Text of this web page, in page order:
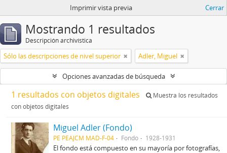
Imprimir vista previa Cerrar
Mostrando 1 resultados
Descripción archivística
Sólo las descripciones de nivel superior Adler, Miguel
Opciones avanzadas de búsqueda
1 resultados con objetos digitales
Muestra los resultados
con objetos digitales
Miguel Adler (Fondo)
PE PEAJCM MAD-F-04 Fondo 1928-1931
El fondo está compuesto en su mayoría por fotografías,